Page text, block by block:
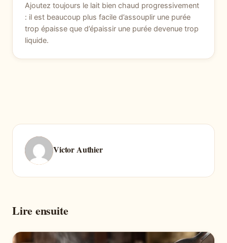
Ajoutez toujours le lait bien chaud progressivement
: il est beaucoup plus facile d’assouplir une purée
trop épaisse que d’épaissir une purée devenue trop
liquide.
Victor Authier
Lire ensuite